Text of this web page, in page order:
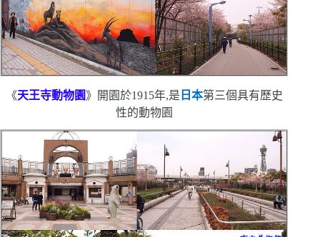
《天王寺動物園》 開園於1915年,是 日本第三個具有歷史
性的動物園